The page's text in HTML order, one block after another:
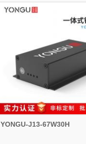
YONGU-J13-67W30H